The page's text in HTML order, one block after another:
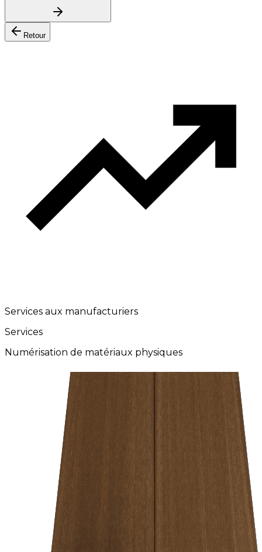
Retour
Services aux manufacturiers
Services
Numérisation de matériaux physiques